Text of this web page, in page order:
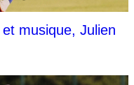
musique, Julien